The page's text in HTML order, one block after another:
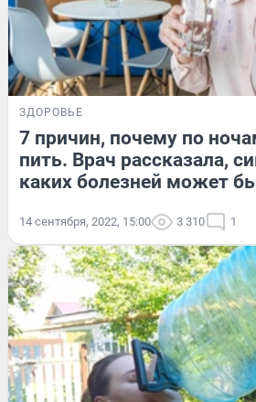
ЗДОРОВЬЕ
7 причин, почему по
пить. Врач рассказала,
каких болезней может
14 сентября, 2022, 15:00 3 310 1